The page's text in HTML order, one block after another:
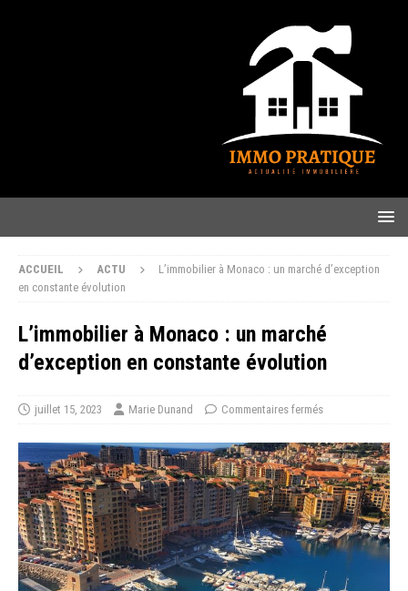
ACCUEIL ACTU
L’immobilier à Monaco : un marché d’exception
en constante évolution
L’immobilier à Monaco : un marché
d’exception en constante évolution
juillet 15, 2023 Marie Dunand Commentaires fermés